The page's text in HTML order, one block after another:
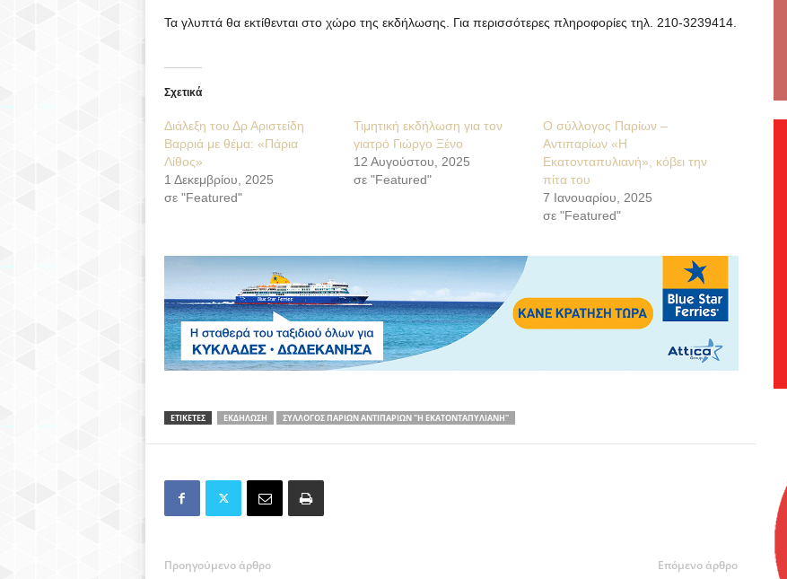
Τα γλυπτά θα εκτίθενται στο χώρο της εκδήλωσης. Για περισσότερες πληροφορίες τηλ. 210-3239414.
Σχετικά
Διάλεξη του Δρ Αριστείδη
Βαρριά με θέμα: «Πάρια
Λίθος»
1 Δεκεμβρίου, 2025
σε "Featured"
Τιμητική εκδήλωση για τον
γιατρό Γιώργο Ξένο
12 Αυγούστου, 2025
σε "Featured"
Ο σύλλογος Παρίων –
Αντιπαρίων «Η
Εκατονταπυλιανή», κόβει την
πίτα του
7 Ιανουαρίου, 2025
σε "Featured"
ΕΤΙΚΕΤΕΣ ΕΚΔΗΛΩΣΗ ΣΥΛΛΟΓΟΣ ΠΑΡΙΩΝ ΑΝΤΙΠΑΡΙΩΝ "Η ΕΚΑΤΟΝΤΑΠΥΛΙΑΝΗ"
Προηγούμενο άρθρο Επόμενο άρθρο